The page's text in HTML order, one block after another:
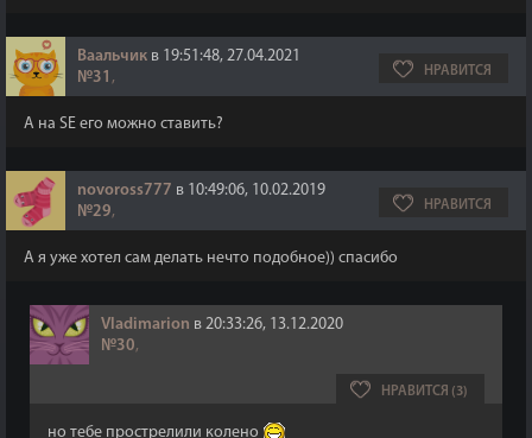
Ваальчик в 19:51:48, 27.04.2021
№31 , НРАВИТСЯ
А на SE его можно ставить?
novoross777 в 10:49:06, 10.02.2019
№29, НРАВИТСЯ
А я уже хотел сам делать нечто подобное)) спасибо
Vladimarion в 20:33:26, 13.12.2020
№30,
НРАВИТСЯ (3)
но тебе прострелили колено